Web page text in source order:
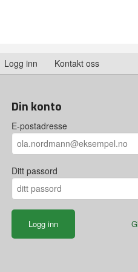
Logg inn Kontakt oss
Din konto
E-postadresse
Ditt passord